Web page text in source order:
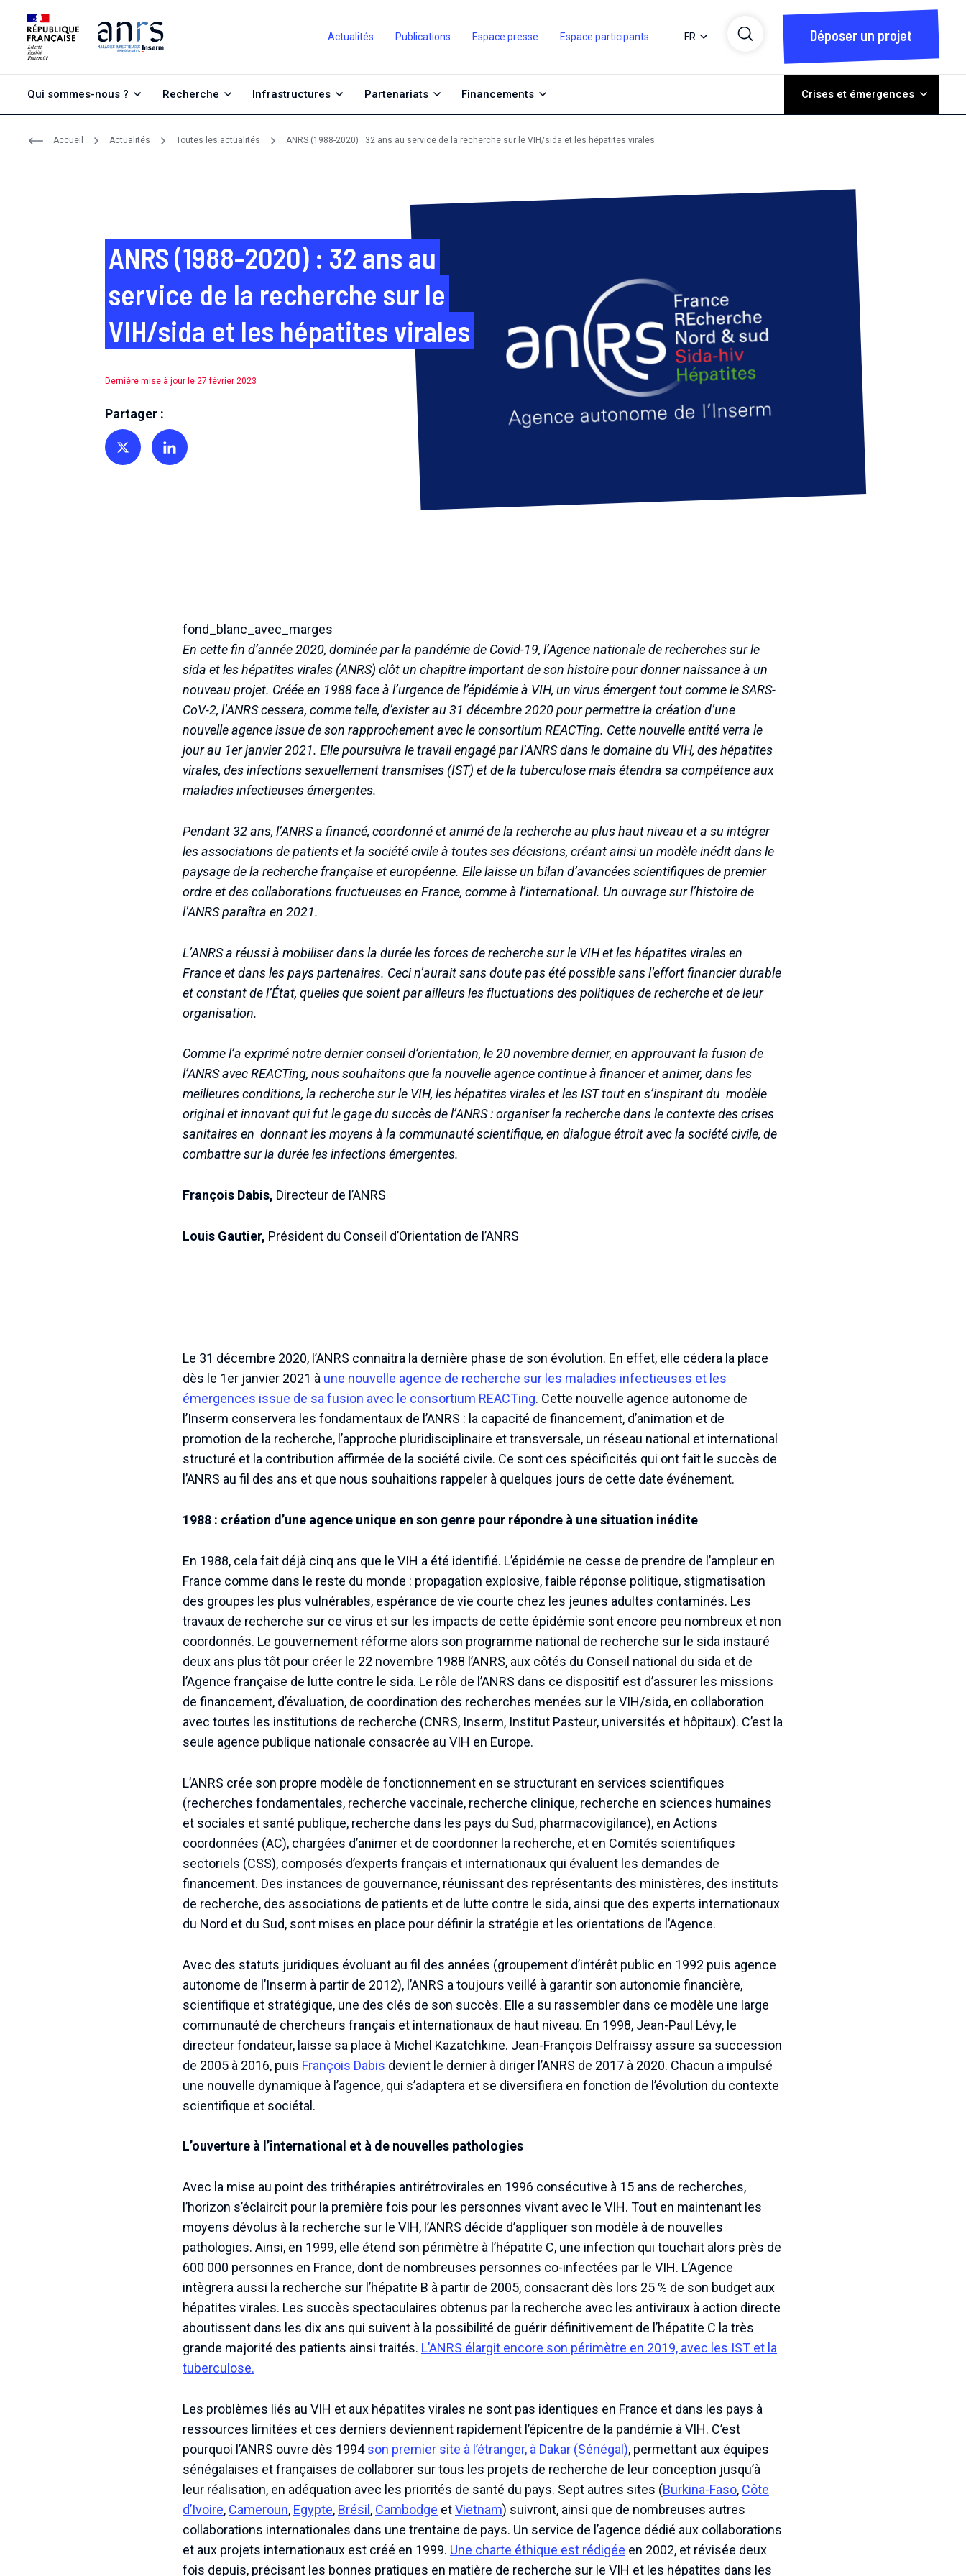
Actualités Publications Espace presse Espace participants FR Déposer un projet
Qui sommes-nous ? Recherche Infrastructures Partenariats Financements Crises et émergences
Accueil Actualités Toutes les actualités ANRS (1988-2020) : 32 ans au service de la recherche sur le VIH/sida et les hépatites virales
ANRS (1988-2020) : 32 ans au
service de la recherche sur le
VIH/sida et les hépatites virales
Dernière mise à jour le 27 février 2023
Partager :
Partager sur TwitterPartager sur Linkedin
fond_blanc_avec_marges
En cette fin d’année 2020, dominée par la pandémie de Covid-19, l’Agence nationale de recherches sur le
sida et les hépatites virales (ANRS) clôt un chapitre important de son histoire pour donner naissance à un
nouveau projet. Créée en 1988 face à l’urgence de l’épidémie à VIH, un virus émergent tout comme le SARS-
CoV-2, l’ANRS cessera, comme telle, d’exister au 31 décembre 2020 pour permettre la création d’une
nouvelle agence issue de son rapprochement avec le consortium REACTing. Cette nouvelle entité verra le
jour au 1er janvier 2021. Elle poursuivra le travail engagé par l’ANRS dans le domaine du VIH, des hépatites
virales, des infections sexuellement transmises (IST) et de la tuberculose mais étendra sa compétence aux
maladies infectieuses émergentes.
Pendant 32 ans, l’ANRS a financé, coordonné et animé de la recherche au plus haut niveau et a su intégrer
les associations de patients et la société civile à toutes ses décisions, créant ainsi un modèle inédit dans le
paysage de la recherche française et européenne. Elle laisse un bilan d’avancées scientifiques de premier
ordre et des collaborations fructueuses en France, comme à l’international. Un ouvrage sur l’histoire de
l’ANRS paraîtra en 2021.
L’ANRS a réussi à mobiliser dans la durée les forces de recherche sur le VIH et les hépatites virales en
France et dans les pays partenaires. Ceci n’aurait sans doute pas été possible sans l’effort financier durable
et constant de l’État, quelles que soient par ailleurs les fluctuations des politiques de recherche et de leur
organisation.
Comme l’a exprimé notre dernier conseil d’orientation, le 20 novembre dernier, en approuvant la fusion de
l’ANRS avec REACTing, nous souhaitons que la nouvelle agence continue à financer et animer, dans les
meilleures conditions, la recherche sur le VIH, les hépatites virales et les IST tout en s’inspirant du modèle
original et innovant qui fut le gage du succès de l’ANRS : organiser la recherche dans le contexte des crises
sanitaires en donnant les moyens à la communauté scientifique, en dialogue étroit avec la société civile, de
combattre sur la durée les infections émergentes.
François Dabis, Directeur de l’ANRS
Louis Gautier, Président du Conseil d’Orientation de l’ANRS
Le 31 décembre 2020, l’ANRS connaitra la dernière phase de son évolution. En effet, elle cédera la place
dès le 1er janvier 2021 à une nouvelle agence de recherche sur les maladies infectieuses et les
émergences issue de sa fusion avec le consortium REACTing. Cette nouvelle agence autonome de
l’Inserm conservera les fondamentaux de l’ANRS : la capacité de financement, d’animation et de
promotion de la recherche, l’approche pluridisciplinaire et transversale, un réseau national et international
structuré et la contribution affirmée de la société civile. Ce sont ces spécificités qui ont fait le succès de
l’ANRS au fil des ans et que nous souhaitions rappeler à quelques jours de cette date événement.
1988 : création d’une agence unique en son genre pour répondre à une situation inédite
En 1988, cela fait déjà cinq ans que le VIH a été identifié. L’épidémie ne cesse de prendre de l’ampleur en
France comme dans le reste du monde : propagation explosive, faible réponse politique, stigmatisation
des groupes les plus vulnérables, espérance de vie courte chez les jeunes adultes contaminés. Les
travaux de recherche sur ce virus et sur les impacts de cette épidémie sont encore peu nombreux et non
coordonnés. Le gouvernement réforme alors son programme national de recherche sur le sida instauré
deux ans plus tôt pour créer le 22 novembre 1988 l’ANRS, aux côtés du Conseil national du sida et de
l’Agence française de lutte contre le sida. Le rôle de l’ANRS dans ce dispositif est d’assurer les missions
de financement, d’évaluation, de coordination des recherches menées sur le VIH/sida, en collaboration
avec toutes les institutions de recherche (CNRS, Inserm, Institut Pasteur, universités et hôpitaux). C’est la
seule agence publique nationale consacrée au VIH en Europe.
L’ANRS crée son propre modèle de fonctionnement en se structurant en services scientifiques
(recherches fondamentales, recherche vaccinale, recherche clinique, recherche en sciences humaines
et sociales et santé publique, recherche dans les pays du Sud, pharmacovigilance), en Actions
coordonnées (AC), chargées d’animer et de coordonner la recherche, et en Comités scientifiques
sectoriels (CSS), composés d’experts français et internationaux qui évaluent les demandes de
financement. Des instances de gouvernance, réunissant des représentants des ministères, des instituts
de recherche, des associations de patients et de lutte contre le sida, ainsi que des experts internationaux
du Nord et du Sud, sont mises en place pour définir la stratégie et les orientations de l’Agence.
Avec des statuts juridiques évoluant au fil des années (groupement d’intérêt public en 1992 puis agence
autonome de l’Inserm à partir de 2012), l’ANRS a toujours veillé à garantir son autonomie financière,
scientifique et stratégique, une des clés de son succès. Elle a su rassembler dans ce modèle une large
communauté de chercheurs français et internationaux de haut niveau. En 1998, Jean-Paul Lévy, le
directeur fondateur, laisse sa place à Michel Kazatchkine. Jean-François Delfraissy assure sa succession
de 2005 à 2016, puis François Dabis devient le dernier à diriger l’ANRS de 2017 à 2020. Chacun a impulsé
une nouvelle dynamique à l’agence, qui s’adaptera et se diversifiera en fonction de l’évolution du contexte
scientifique et sociétal.
L’ouverture à l’international et à de nouvelles pathologies
Avec la mise au point des trithérapies antirétrovirales en 1996 consécutive à 15 ans de recherches,
l’horizon s’éclaircit pour la première fois pour les personnes vivant avec le VIH. Tout en maintenant les
moyens dévolus à la recherche sur le VIH, l’ANRS décide d’appliquer son modèle à de nouvelles
pathologies. Ainsi, en 1999, elle étend son périmètre à l’hépatite C, une infection qui touchait alors près de
600 000 personnes en France, dont de nombreuses personnes co-infectées par le VIH. L’Agence
intègrera aussi la recherche sur l’hépatite B à partir de 2005, consacrant dès lors 25 % de son budget aux
hépatites virales. Les succès spectaculaires obtenus par la recherche avec les antiviraux à action directe
aboutissent dans les dix ans qui suivent à la possibilité de guérir définitivement de l’hépatite C la très
grande majorité des patients ainsi traités. L’ANRS élargit encore son périmètre en 2019, avec les IST et la
tuberculose.
Les problèmes liés au VIH et aux hépatites virales ne sont pas identiques en France et dans les pays à
ressources limitées et ces derniers deviennent rapidement l’épicentre de la pandémie à VIH. C’est
pourquoi l’ANRS ouvre dès 1994son premier site à l’étranger, à Dakar (Sénégal), permettant aux équipes
sénégalaises et françaises de collaborer sur tous les projets de recherche de leur conception jusqu’à
leur réalisation, en adéquation avec les priorités de santé du pays. Sept autres sites (Burkina-Faso, Côte
d’Ivoire, Cameroun, Egypte, Brésil , Cambodge etVietnam) suivront, ainsi que de nombreuses autres
collaborations internationales dans une trentaine de pays. Un service de l’agence dédié aux collaborations
et aux projets internationaux est créé en 1999. Une charte éthique est rédigée en 2002, et révisée deux
fois depuis, précisant les bonnes pratiques en matière de recherche sur le VIH et les hépatites dans les